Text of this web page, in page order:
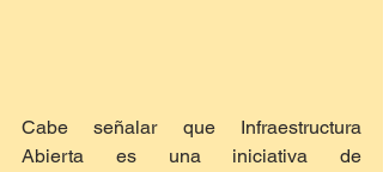
Cabe señalar que Infraestructura
Abierta es una iniciativa de